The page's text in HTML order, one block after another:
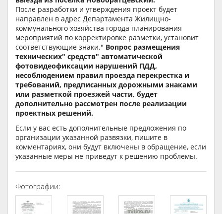
После разработки и утверждения проект будет
направлен в адрес Департамента Жилищно-
коммунального хозяйства города планирования
мероприятий по корректировке разметки, установит
соответствующие знаки." Вопрос размещения
технических" средств" автоматической
фотовидеофиксации нарушений ПДД,
несоблюдением правил проезда перекрестка и
требований, предписанных дорожными знаками
или разметкой проезжей части, будет
дополнительно рассмотрен после реализации
проектных решений.
Если у вас есть дополнительные предложения по
организации указанной развязки, пишите в
комментариях, они будут включены в обращение, если
указанные меры не приведут к решению проблемы.
Фотографии: